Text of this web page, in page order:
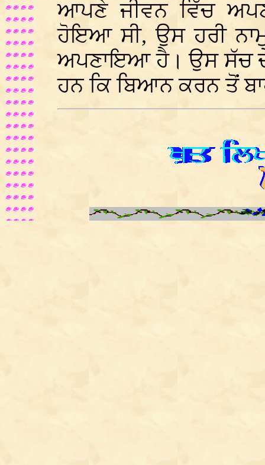
ਆਪਣੇ ਜੀਵਨ ਵਿੱਚ
ਹੋਇਆ ਸੀ, ਉਸ ਹਰੀ
ਅਪਣਾਇਆ ਹੈ। ਉਸ ਸੱਚ
ਹਨ ਕਿ ਬਿਆਨ ਕਰਨ ਤੋਂ